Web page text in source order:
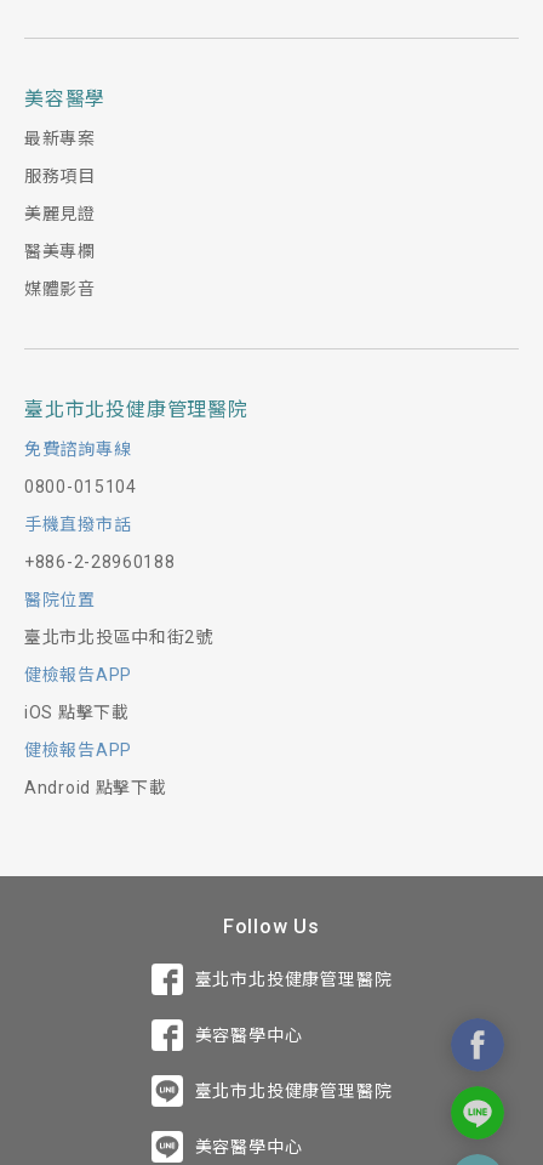
美容醫學
最新專案
服務項目
美麗見證
醫美專欄
媒體影音
臺北市北投健康管理醫院
免費諮詢專線
0800-015104
手機直撥市話
+886-2-28960188
醫院位置
臺北市北投區中和街2號
健檢報告APP
iOS 點擊下載
健檢報告APP
Android 點擊下載
Follow Us
臺北市北投健康管理醫院
美容醫學中心
臺北市北投健康管理醫院
美容醫學中心